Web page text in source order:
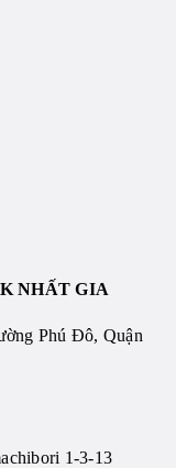
NHẤT GIA
Phú Đô, Quận
1-3-13